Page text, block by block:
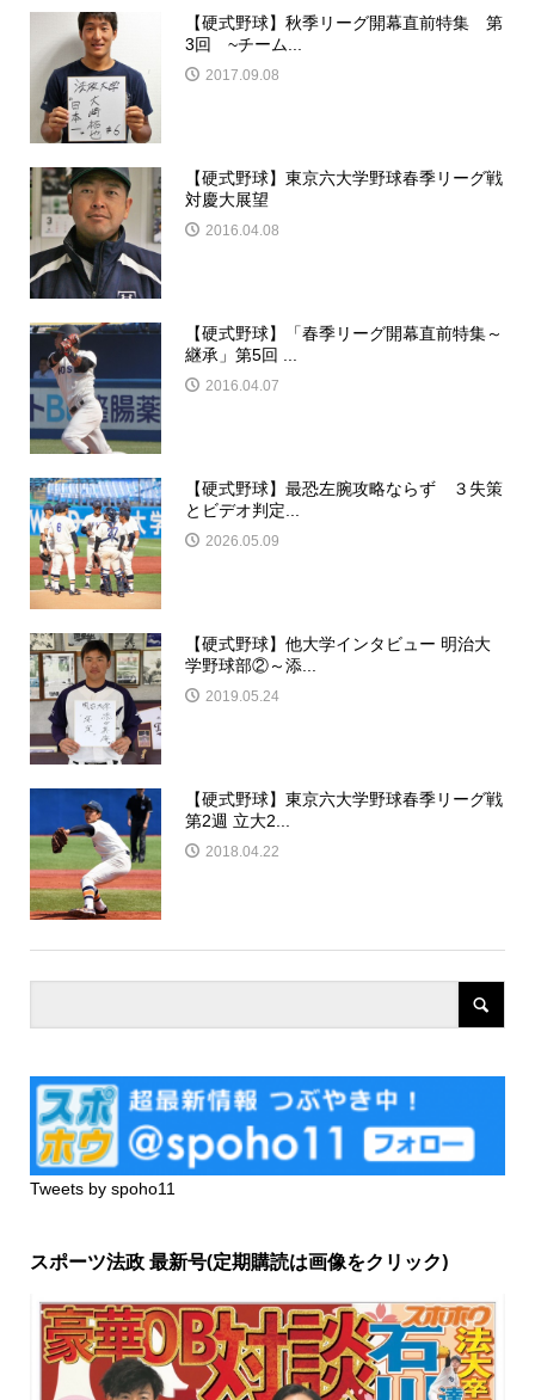
【硬式野球】秋季リーグ開幕直前特集 第
3回 ~チーム...
2017.09.08
【硬式野球】東京六大学野球春季リーグ戦
対慶大展望
2016.04.08
【硬式野球】「春季リーグ開幕直前特集～
継承」第5回 ...
2016.04.07
【硬式野球】最恐左腕攻略ならず ３失策
とビデオ判定...
2026.05.09
【硬式野球】他大学インタビュー 明治大
学野球部②～添...
2019.05.24
【硬式野球】東京六大学野球春季リーグ戦
第2週 立大2...
2018.04.22
Tweets by spoho11
スポーツ法政 最新号(定期購読は画像をクリック)